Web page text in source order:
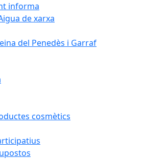
informa
de xarxa
del Penedès i Garraf
cosmètics